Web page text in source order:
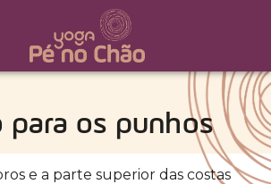
para os punhos
e a parte superior das costas